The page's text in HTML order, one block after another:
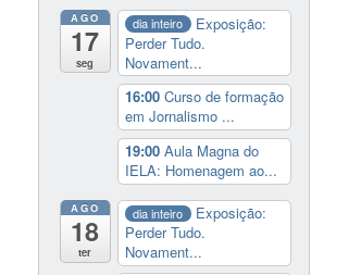
AGO
17
seg
dia inteiro
Exposição:
Perder Tudo.
Novament...
16:00 Curso de formação
em Jornalismo ...
19:00 Aula Magna do
IELA: Homenagem ao...
AGO
18
ter
dia inteiro
Exposição:
Perder Tudo.
Novament...